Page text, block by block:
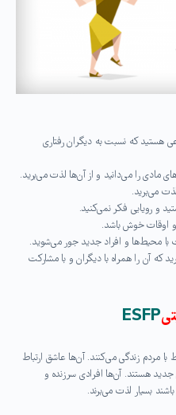
که نسبت به دیگران رفتاری
مادی را می‌دانید و از آن‌ها لذت می‌برید.
می‌برید.
و رویایی فکر نمی‌کنید.
و اوقات خوش باشد.
با محیط‌ها و افراد جدید جور می‌شوید.
که آن‌ را همراه با دیگران و با مشارکت
ESFP
مردم زندگی می‌کنند. آن‌ها عاشق ارتباط
جدید هستند. آن‌ها افرادی سرزنده و
بسیار لذت می‌برند.